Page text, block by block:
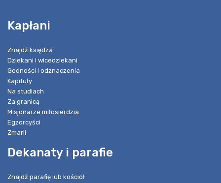
Kapłani
Znajdź księdza
Dziekani i wicedziekani
Godności i odznaczenia
Kapituły
Na studiach
Za granicą
Misjonarze miłosierdzia
Egzorcyści
Zmarli
Dekanaty i parafie
Znajdź parafię lub kościół